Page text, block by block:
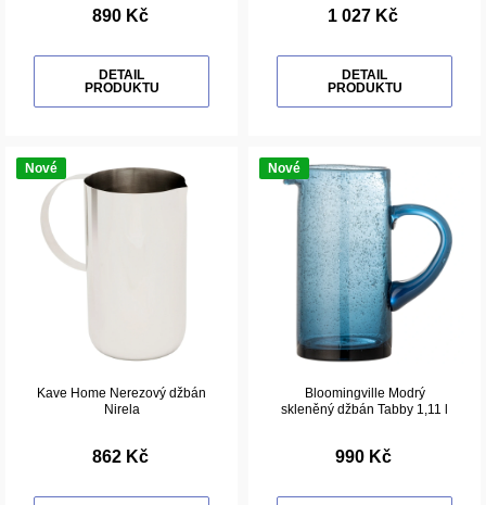
890 Kč
DETAIL
PRODUKTU
1 027 Kč
DETAIL
PRODUKTU
Nové
Kave Home Nerezový džbán
Nirela
862 Kč
Nové
Bloomingville Modrý
skleněný džbán Tabby 1,11 l
990 Kč